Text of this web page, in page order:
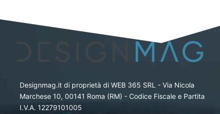
Designmag.it di proprietà di WEB 365 SRL - Via Nicola
Marchese 10, 00141 Roma (RM) - Codice Fiscale e Partita
I.V.A. 12279101005